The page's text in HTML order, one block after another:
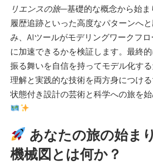
リエンスの旅—基礎的な概念から始ま
履歴追跡といった高度なパターンへ
み、AIツールがモデリングワークフロ
に加速できるかを検証します。最終
振る舞いを自信を持ってモデル化す
理解と実践的な技術を両方身につける
状態付き設計の芸術と科学への旅を始
あなたの旅の始ま
機械図とは何か？